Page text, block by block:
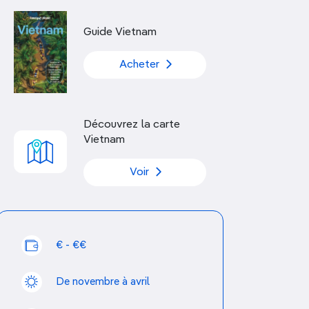
Découvrir nos articles
Guide Vietnam
Acheter
Découvrez la carte
Vietnam
Voir
€ - €€
De novembre à avril